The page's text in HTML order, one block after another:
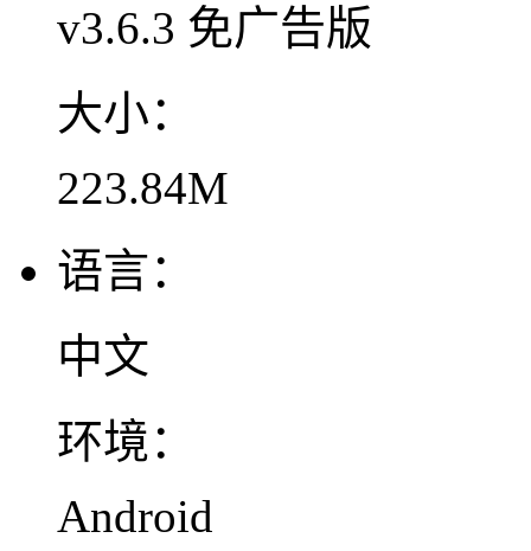
v3.6.3 免广告版
大小：
223.84M
语言：
中文
环境：
Android